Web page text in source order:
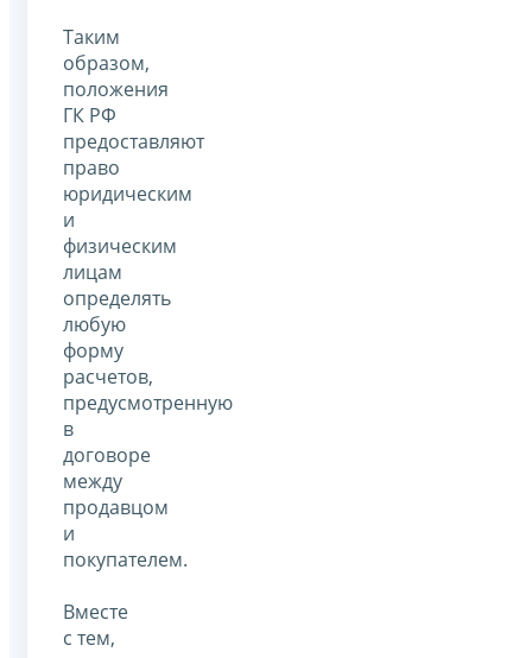
Таким
образом,
положения
ГК РФ
предоставляют
право
юридическим
и
физическим
лицам
определять
любую
форму
расчетов,
предусмотренную
в
договоре
между
продавцом
и
покупателем.
Вместе
с тем,